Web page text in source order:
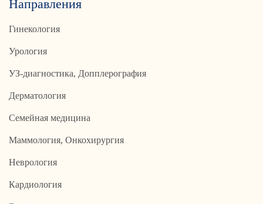
Направления
Гинекология
Урология
УЗ-диагностика, Допплерография
Дерматология
Семейная медицина
Маммология, Онкохирургия
Неврология
Кардиология